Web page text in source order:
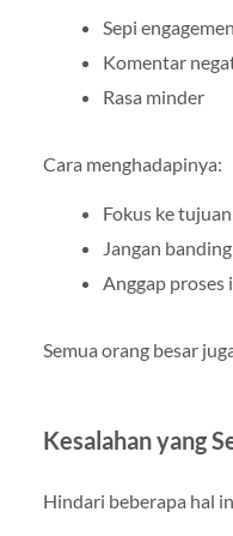
Sepi
Komentar
Rasa minder
Cara menghadapinya:
Fokus ke
Jangan
Anggap proses
Semua orang besar
Kesalahan yang
Hindari beberapa hal